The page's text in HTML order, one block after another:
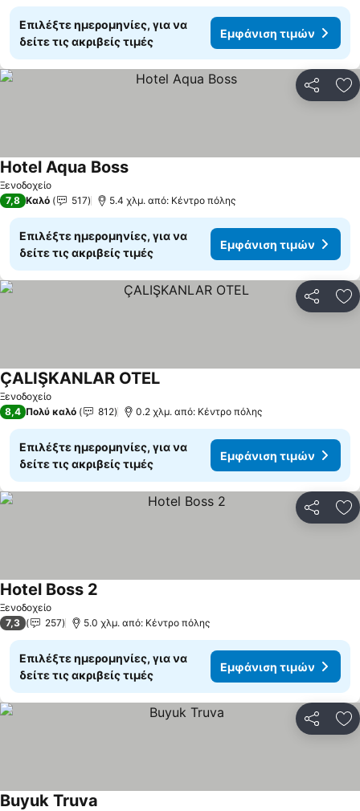
Επιλέξτε ημερομηνίες, για να
δείτε τις ακριβείς τιμές
Εμφάνιση τιμών
Ξενοδοχείο
Hotel Aqua Boss
7,8 Καλό 517 5.4 χλμ. από: Κέντρο πόλης
Επιλέξτε ημερομηνίες, για να
δείτε τις ακριβείς τιμές
Εμφάνιση τιμών
Ξενοδοχείο
ÇALIŞKANLAR OTEL
8,4 Πολύ καλό 812 0.2 χλμ. από: Κέντρο πόλης
Επιλέξτε ημερομηνίες, για να
δείτε τις ακριβείς τιμές
Εμφάνιση τιμών
Ξενοδοχείο
Hotel Boss 2
7,3 257 5.0 χλμ. από: Κέντρο πόλης
Επιλέξτε ημερομηνίες, για να
δείτε τις ακριβείς τιμές
Εμφάνιση τιμών
Buyuk Truva